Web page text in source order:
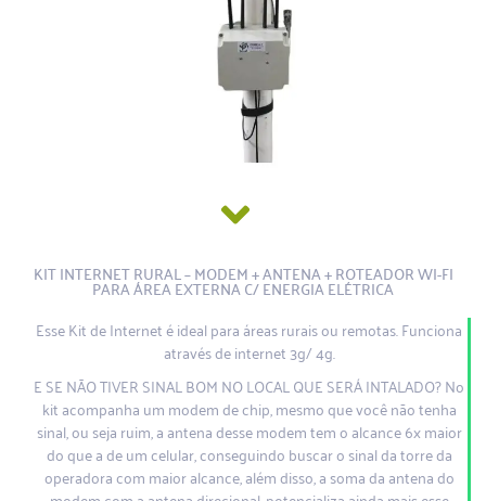
KIT INTERNET RURAL – MODEM + ANTENA + ROTEADOR WI-FI
PARA ÁREA EXTERNA C/ ENERGIA ELÉTRICA
Esse Kit de Internet é ideal para áreas rurais ou remotas. Funciona
através de internet 3g/ 4g.
E SE NÃO TIVER SINAL BOM NO LOCAL QUE SERÁ INTALADO? No
kit acompanha um modem de chip, mesmo que você não tenha
sinal, ou seja ruim, a antena desse modem tem o alcance 6x maior
do que a de um celular, conseguindo buscar o sinal da torre da
operadora com maior alcance, além disso, a soma da antena do